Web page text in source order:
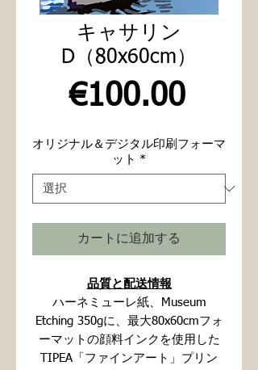
キャサリン
D（80x60cm）
€100.00価
格
オリジナル＆デジタル印刷フォーマ
ット *
カートに追加する
品質と配送情報
ハーネミューレ紙、Museum
Etching 350gに、最大80x60cmフォ
ーマットの顔料インクを使用した
TIPEA「ファインアート」プリン